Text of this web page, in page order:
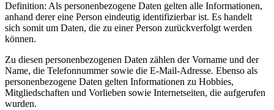
Definition: Als personenbezogene Daten gelten alle Informationen,
anhand derer eine Person eindeutig identifizierbar ist. Es handelt
sich somit um Daten, die zu einer Person zurückverfolgt werden
können.
Zu diesen personenbezogenen Daten zählen der Vorname und der
Name, die Telefonnummer sowie die E-Mail-Adresse. Ebenso als
personenbezogene Daten gelten Informationen zu Hobbies,
Mitgliedschaften und Vorlieben sowie Internetseiten, die aufgerufen
wurden.